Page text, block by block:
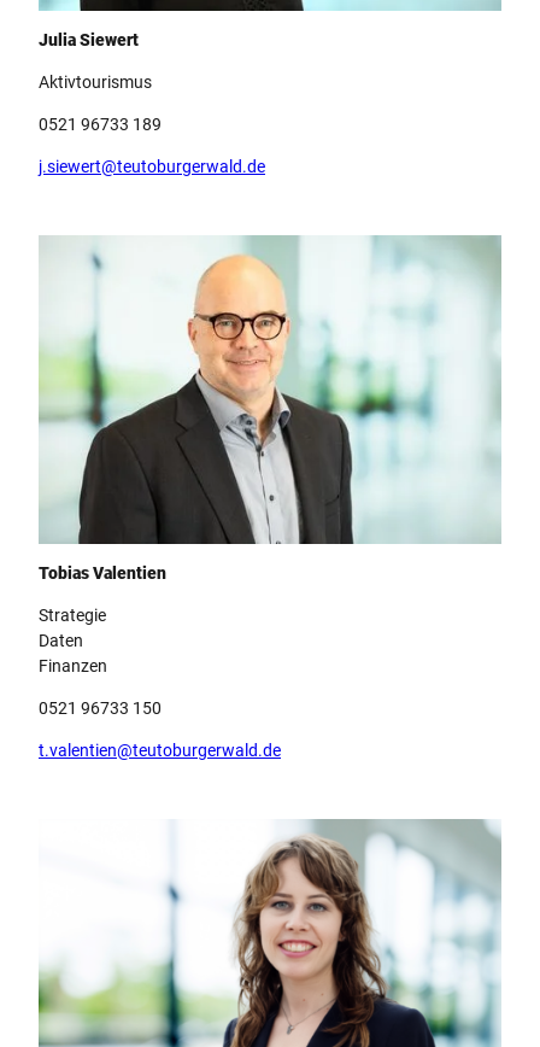
Team Teutoburger Wald Tourismus, Julia Siewert
Julia Siewert
Aktivtourismus
0521 96733 189
j.siewert@teutoburgerwald.de
Team Teutoburger Wald Tourismus, Tobias Valentien
Tobias Valentien
Strategie
Daten
Finanzen
0521 96733 150
t.valentien@teutoburgerwald.de